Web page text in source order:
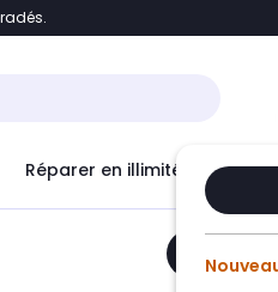
Accéder directement au
Réparer en illimité avec Le
Ajouter